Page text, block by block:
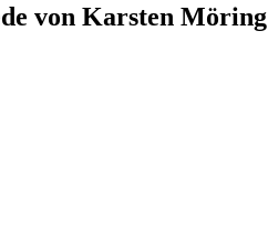
von Karsten Möring